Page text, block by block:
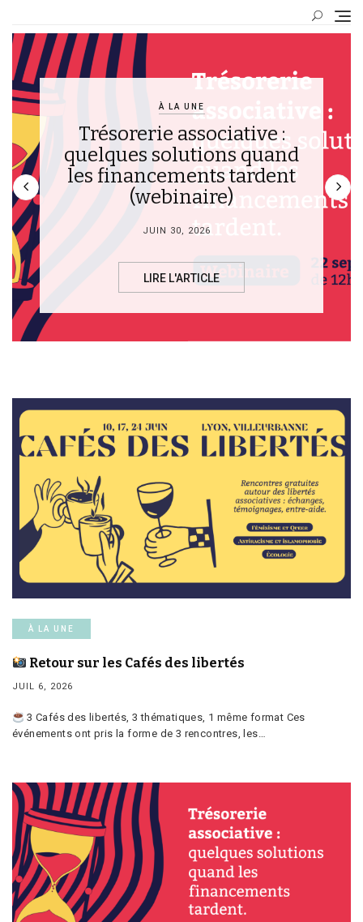
content
À LA UNE
Trésorerie associative :
quelques solutions quand
les financements tardent
(webinaire)
JUIN 30, 2026
LIRE L'ARTICLE
À LA UNE
Retour sur les Cafés des libertés
JUIL 6, 2026
3 Cafés des libertés, 3 thématiques, 1 même format Ces
événements ont pris la forme de 3 rencontres, les…